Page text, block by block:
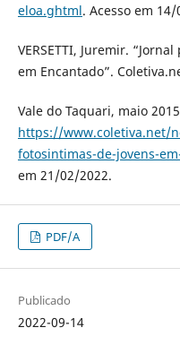
eloa.ghtml. Acesso em
VERSETTI, Juremir.
em Encantado”.
Vale do Taquari, maio
https://www.coletiva.net/
fotosintimas-de-jovens-
em 21/02/2022.
PDF/A
Publicado
2022-09-14